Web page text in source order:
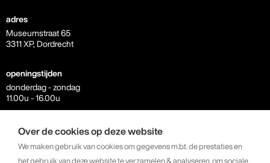
Over de cookies op deze website
We maken gebruik van cookies om gegevens m.b.t. de prestaties en
het gebruik van deze website te verzamelen & analyseren, om sociale
adres
Museumstraat 65
3311 XP, Dordrecht
openingstijden
donderdag - zondag
11.00u - 16.00u
contact
info@kunstkerk.com
+31 6 23 07 81 64